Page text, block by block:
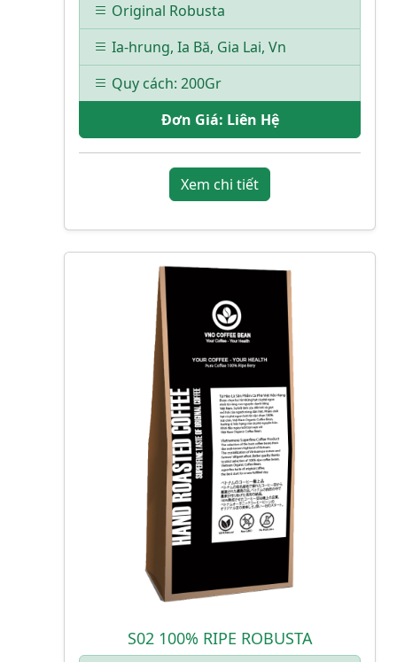
Original Robusta
Ia-hrung, Ia Bă, Gia Lai, Vn
Quy cách: 200Gr
Đơn Giá: Liên Hệ
Xem chi tiết
S02 100% RIPE ROBUSTA